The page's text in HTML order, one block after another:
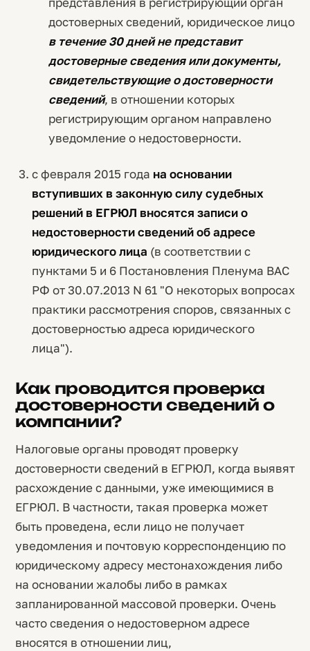
достоверных сведений, юридическое лицо
в течение 30 дней не представит
достоверные сведения или документы,
свидетельствующие о достоверности
сведений, в отношении которых
регистрирующим органом направлено
уведомление о недостоверности.
с февраля 2015 года на основании
вступивших в законную силу судебных
решений в ЕГРЮЛ вносятся записи о
недостоверности сведений об адресе
юридического лица (в соответствии с
пунктами 5 и 6 Постановления Пленума ВАС
РФ от 30.07.2013 N 61 "О некоторых вопросах
практики рассмотрения споров, связанных с
достоверностью адреса юридического
лица").
Как проводится проверка
достоверности сведений о
компании?
Налоговые органы проводят проверку
достоверности сведений в ЕГРЮЛ, когда выявят
расхождение с данными, уже имеющимися в
ЕГРЮЛ. В частности, такая проверка может
быть проведена, если лицо не получает
уведомления и почтовую корреспонденцию по
юридическому адресу местонахождения либо
на основании жалобы либо в рамках
запланированной массовой проверки. Очень
часто сведения о недостоверном адресе
вносятся в отношении лиц,